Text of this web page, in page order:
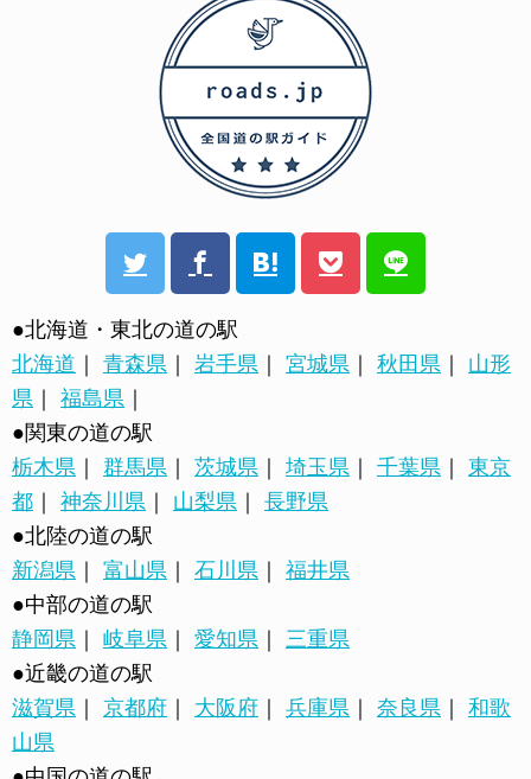
●北海道・東北の道の駅
北海道 ｜ 青森県 ｜ 岩手県 ｜ 宮城県 ｜ 秋田県 ｜ 山形
県 ｜ 福島県 ｜
●関東の道の駅
栃木県 ｜ 群馬県 ｜ 茨城県 ｜ 埼玉県 ｜ 千葉県 ｜ 東京
都 ｜ 神奈川県 ｜ 山梨県 ｜ 長野県
●北陸の道の駅
新潟県 ｜ 富山県 ｜ 石川県 ｜ 福井県
●中部の道の駅
静岡県 ｜ 岐阜県 ｜ 愛知県 ｜ 三重県
●近畿の道の駅
滋賀県 ｜ 京都府 ｜ 大阪府 ｜ 兵庫県 ｜ 奈良県 ｜ 和歌
山県